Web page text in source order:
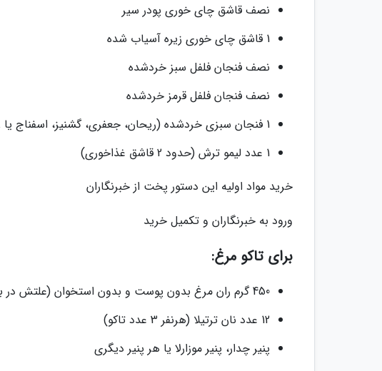
نصف قاشق چای خوری پودر سیر
1 قاشق چای خوری زیره آسیاب شده
نصف فنجان فلفل سبز خردشده
نصف فنجان فلفل قرمز خردشده
1 فنجان سبزی خردشده (ریحان، جعفری، گشنیز، اسفناج یا …)
1 عدد لیمو ترش (حدود 2 قاشق غذاخوری)
خرید مواد اولیه این دستور پخت از خبرنگاران
ورود به خبرنگاران و تکمیل خرید
برای تاکو مرغ:
450 گرم ران مرغ بدون پوست و بدون استخوان (علتش در بخش بعدی)
12 عدد نان ترتیلا (هرنفر 3 عدد تاکو)
پنیر چدار، پنیر موزارلا یا هر پنیر دیگری